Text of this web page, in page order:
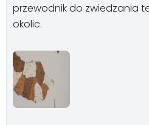
przewodnik do zwiedzania
okolic.